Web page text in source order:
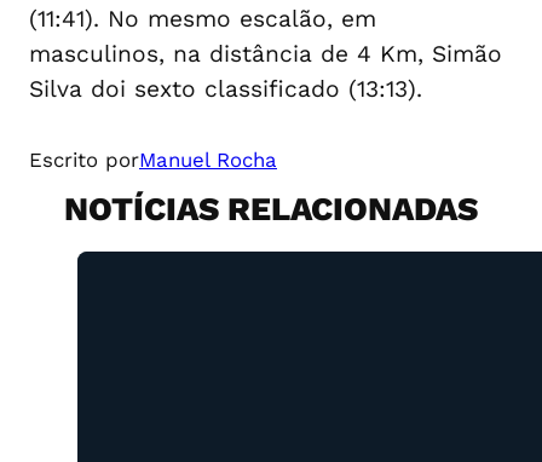
(11:41). No mesmo escalão, em
masculinos, na distância de 4 Km, Simão
Silva doi sexto classificado (13:13).
Escrito porManuel Rocha
NOTÍCIAS RELACIONADAS